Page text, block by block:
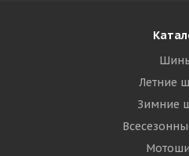
Летние
Зимние